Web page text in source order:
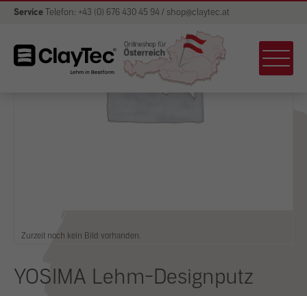
Service Telefon: +43 (0) 676 430 45 94 / shop@claytec.at
Zurzeit noch kein Bild vorhanden.
YOSIMA Lehm-Designputz